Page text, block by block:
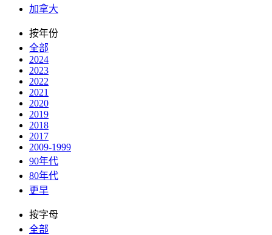
加拿大
按年份
全部
2024
2023
2022
2021
2020
2019
2018
2017
2009-1999
90年代
80年代
更早
按字母
全部